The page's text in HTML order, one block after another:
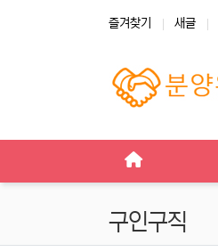
즐겨찾기 새글
구인구직